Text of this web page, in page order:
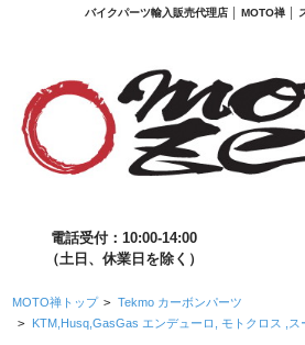
バイクパーツ輸入販売代理店 │ MOTO禅 │
電話受付：10:00-14:00
（土日、休業日を除く）
MOTO禅トップ > Tekmo カーボンパーツ
> KTM,Husq,GasGas エンデューロ, モトクロス ,ス